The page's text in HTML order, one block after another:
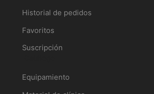
Historial de pedidos
Favoritos
Suscripción
Equipamiento